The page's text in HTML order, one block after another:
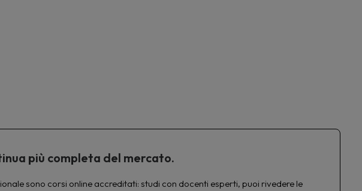
più completa del mercato.
sono corsi online accreditati: studi con docenti esperti, puoi rivedere le